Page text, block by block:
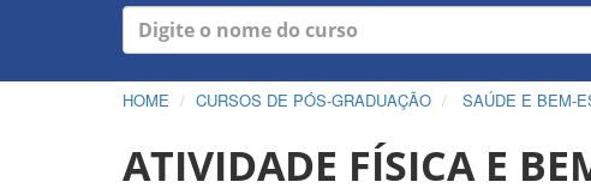
HOME CURSOS DE PÓS-GRADUAÇÃO SAÚDE E BEM-
ATIVIDADE FÍSICA E